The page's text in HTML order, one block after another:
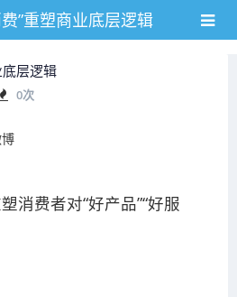
”重塑商业底层逻辑
底层逻辑
0次
消费者对“好产品”“好服